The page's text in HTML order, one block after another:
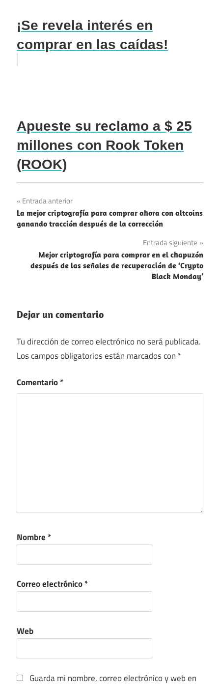
¡Se revela interés en
comprar en las caídas!
Apueste su reclamo a $ 25
millones con Rook Token
(ROOK)
Navegación
de
Entrada anterior
La mejor criptografía para comprar ahora con altcoins
ganando tracción después de la corrección
Entrada siguiente
Mejor criptografía para comprar en el chapuzón
después de las señales de recuperación de ‘Crypto
Black Monday’
Dejar un comentario
Tu dirección de correo electrónico no será publicada.
Los campos obligatorios están marcados con *
Comentario*
Nombre *
Correo electrónico*
Web
Guarda mi nombre, correo electrónico y web en